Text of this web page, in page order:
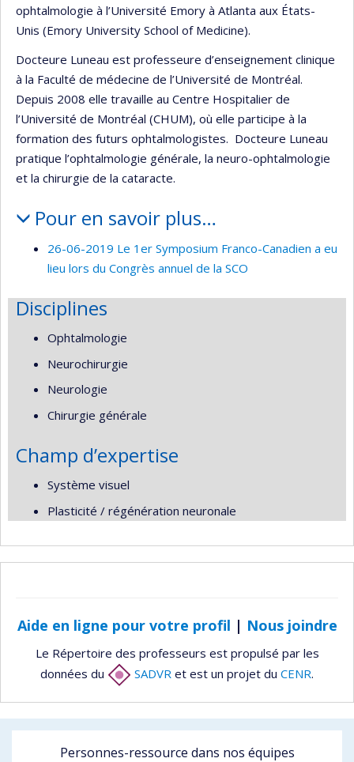
ophtalmologie à l’Université Emory à Atlanta aux États-
Unis (Emory University School of Medicine).
Docteure Luneau est professeure d’enseignement clinique
à la Faculté de médecine de l’Université de Montréal.
Depuis 2008 elle travaille au Centre Hospitalier de
l’Université de Montréal (CHUM), où elle participe à la
formation des futurs ophtalmologistes. Docteure Luneau
pratique l’ophtalmologie générale, la neuro-ophtalmologie
et la chirurgie de la cataracte.
Pour en savoir plus…
26-06-2019 Le 1er Symposium Franco-Canadien a eu
lieu lors du Congrès annuel de la SCO
Disciplines
Ophtalmologie
Neurochirurgie
Neurologie
Chirurgie générale
Champ d’expertise
Système visuel
Plasticité / régénération neuronale
Aide en ligne pour votre profil | Nous joindre
Le Répertoire des professeurs est propulsé par les
données du
SADVR et est un projet du CENR.
Personnes-ressource dans nos équipes